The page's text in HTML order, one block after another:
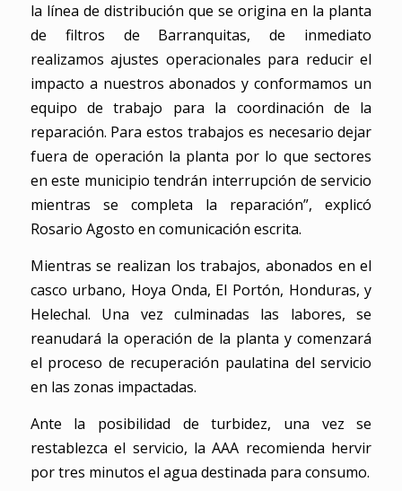
la línea de distribución que se origina en la planta
de filtros de Barranquitas, de inmediato
realizamos ajustes operacionales para reducir el
impacto a nuestros abonados y conformamos un
equipo de trabajo para la coordinación de la
reparación. Para estos trabajos es necesario dejar
fuera de operación la planta por lo que sectores
en este municipio tendrán interrupción de servicio
mientras se completa la reparación”, explicó
Rosario Agosto en comunicación escrita.
Mientras se realizan los trabajos, abonados en el
casco urbano, Hoya Onda, El Portón, Honduras, y
Helechal. Una vez culminadas las labores, se
reanudará la operación de la planta y comenzará
el proceso de recuperación paulatina del servicio
en las zonas impactadas.
Ante la posibilidad de turbidez, una vez se
restablezca el servicio, la AAA recomienda hervir
por tres minutos el agua destinada para consumo.